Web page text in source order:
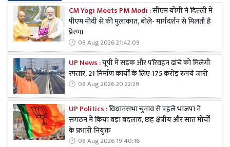
CM Yogi Meets PM Modi :सीएम योगी ने दिल्ली में
पीएम मोदी से की मुलाकात, बोले- मार्गदर्शन से मिलती है
प्रेरणा
08 Aug 2026 21:42:09
UP News :यूपी में सड़क और परिवहन ढांचे को मिलेगी
रफ्तार, 21 निर्माण कार्यों के लिए 175 करोड़ रुपये जारी
08 Aug 2026 20:22:29
UP Politics :विधानसभा चुनाव से पहले भाजपा ने
संगठन में किया बड़ा बदलाव, छह क्षेत्रीय और सात मोर्चों
के प्रभारी नियुक्त
08 Aug 2026 19:40:16